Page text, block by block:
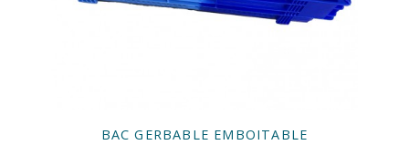
BAC GERBABLE EMBOITABLE